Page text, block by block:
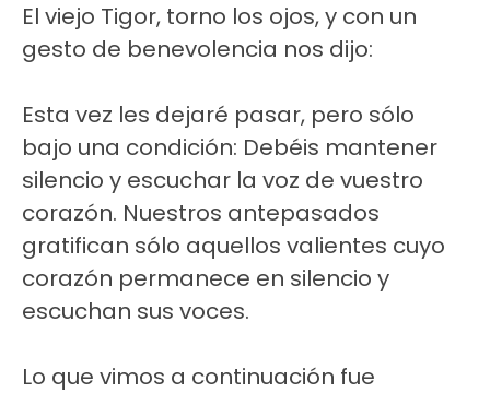
El viejo Tigor, torno los ojos, y con un
gesto de benevolencia nos dijo:
Esta vez les dejaré pasar, pero sólo
bajo una condición: Debéis mantener
silencio y escuchar la voz de vuestro
corazón. Nuestros antepasados
gratifican sólo aquellos valientes cuyo
corazón permanece en silencio y
escuchan sus voces.
Lo que vimos a continuación fue